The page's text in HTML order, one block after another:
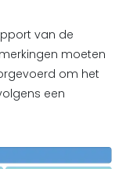
van de
moeten
om het
een